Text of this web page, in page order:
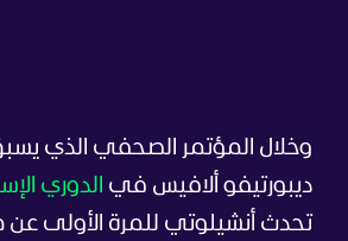
وخلال المؤتمر الصحفي الذي
ديبورتيفو ألافيس في الدوري
تحدث أنشيلوتي للمرة الأولى عن